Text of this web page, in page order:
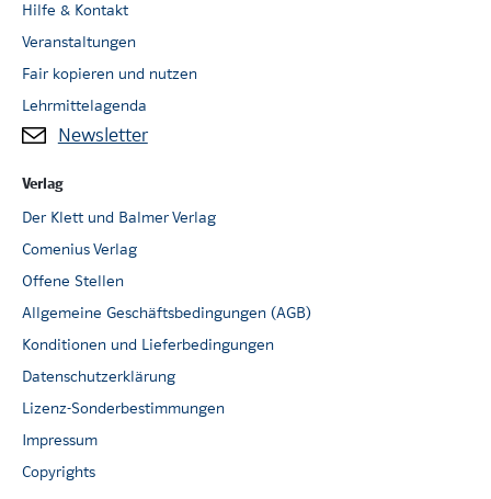
Hilfe & Kontakt
Veranstaltungen
Fair kopieren und nutzen
Lehrmittelagenda
Newsletter
Verlag
Der Klett und Balmer Verlag
Comenius Verlag
Offene Stellen
Allgemeine Geschäftsbedingungen (AGB)
Konditionen und Lieferbedingungen
Datenschutzerklärung
Lizenz-Sonderbestimmungen
Impressum
Copyrights